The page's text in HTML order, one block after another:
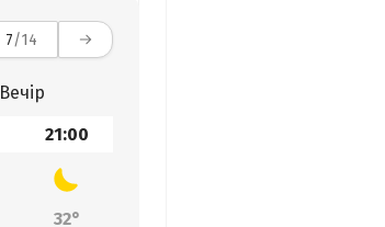
7/14
Вечір
21:00
32°